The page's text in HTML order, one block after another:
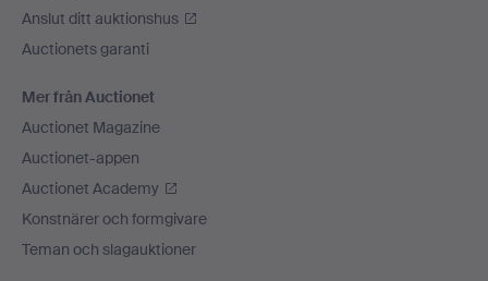
Anslut ditt auktionshus
Auctionets garanti
Mer från Auctionet
Auctionet Magazine
Auctionet-appen
Auctionet Academy
Konstnärer och formgivare
Teman och slagauktioner